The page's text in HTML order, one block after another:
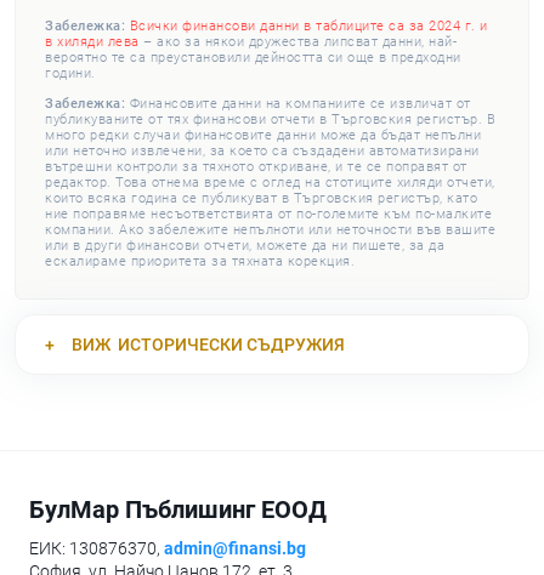
Забележка: Всички финансови данни в таблиците са за 2024 г. и
в хиляди лева – ако за някои дружества липсват данни, най-
вероятно те са преустановили дейността си още в предходни
години.
Забележка: Финансовите данни на компаниите се извличат от
публикуваните от тях финансови отчети в Търговския регистър. В
много редки случаи финансовите данни може да бъдат непълни
или неточно извлечени, за което са създадени автоматизирани
вътрешни контроли за тяхното откриване, и те се поправят от
редактор. Това отнема време с оглед на стотиците хиляди отчети,
които всяка година се публикуват в Търговския регистър, като
ние поправяме несъответствията от по-големите към по-малките
компании. Ако забележите непълноти или неточности във вашите
или в други финансови отчети, можете да ни пишете, за да
ескалираме приоритета за тяхната корекция.
ВИЖ ИСТОРИЧЕСКИ СЪДРУЖИЯ
БулМар Пъблишинг ЕООД
ЕИК: 130876370, admin@finansi.bg
София, ул. Найчо Цанов 172, ет. 3